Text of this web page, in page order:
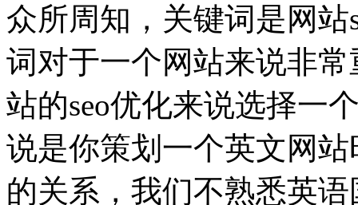
众所周知，关键词是网
词对于一个网站来说非
站的seo优化来说选择一
说是你策划一个英文网
的关系，我们不熟悉英